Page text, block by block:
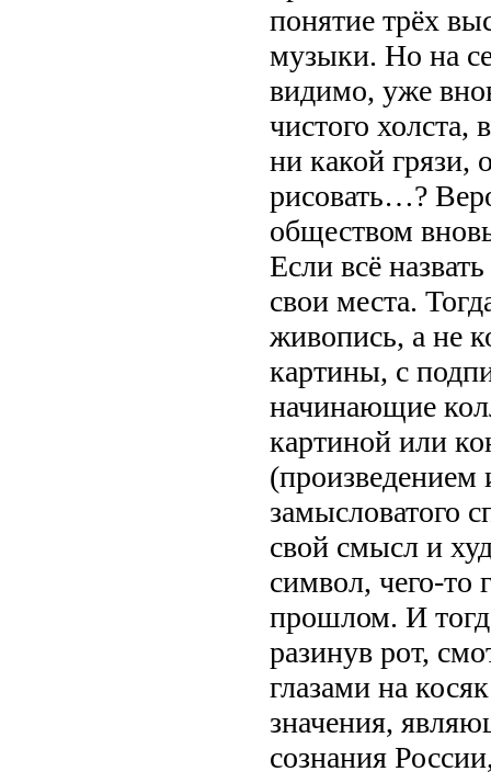
понятие трёх
музыки. Но на
видимо, уже
чистого
ни какой грязи,
рисовать…?
обществом
Если всё
свои места.
живопись, а не
картины, с
начинающие
картиной или
(произведением
замысловатого
свой смысл и
символ, чего-то
прошлом. И
разинув рот,
глазами на
значения,
сознания